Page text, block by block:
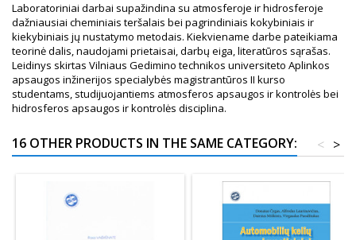
Laboratoriniai darbai supažindina su atmosferoje ir hidrosferoje
dažniausiai cheminiais teršalais bei pagrindiniais kokybiniais ir
kiekybiniais jų nustatymo metodais. Kiekviename darbe pateikiama
teorinė dalis, naudojami prietaisai, darbų eiga, literatūros sąrašas.
Leidinys skirtas Vilniaus Gedimino technikos universiteto Aplinkos
apsaugos inžinerijos specialybės magistrantūros II kurso
studentams, studijuojantiems atmosferos apsaugos ir kontrolės bei
hidrosferos apsaugos ir kontrolės disciplina.
16 OTHER PRODUCTS IN THE SAME CATEGORY: >
<